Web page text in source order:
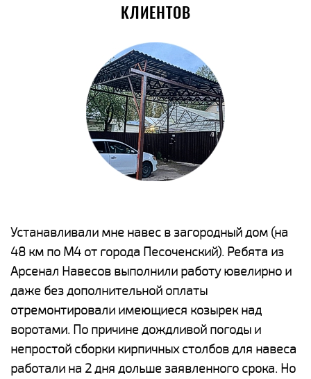
КЛИЕНТОВ
Устанавливали мне навес в загородный дом (на
48 км по М4 от города Песоченский). Ребята из
Арсенал Навесов выполнили работу ювелирно и
даже без дополнительной оплаты
отремонтировали имеющиеся козырек над
воротами. По причине дождливой погоды и
непростой сборки кирпичных столбов для навеса
работали на 2 дня дольше заявленного срока. Но